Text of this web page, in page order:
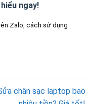
ngay!
Zalo, cách sử dụng
chân sạc laptop bao